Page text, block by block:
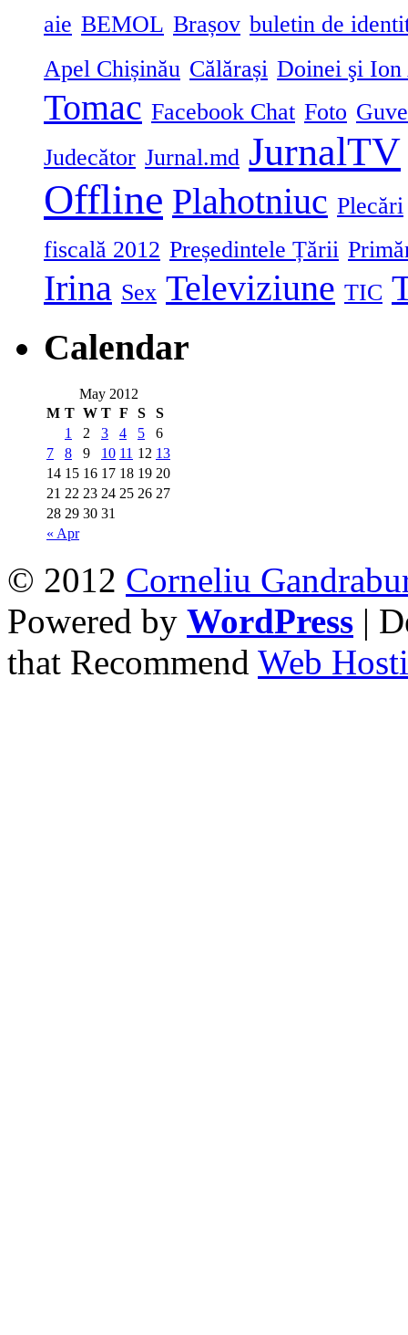
aie BEMOL Brașov buletin de
Apel Chișinău Călărași Doinei şi Ion
Tomac Facebook Chat Foto
Judecător Jurnal.md JurnalTV
Offline Plahotniuc Plecări
fiscală 2012 Președintele Țării
Irina Sex Televiziune TIC
Calendar
May 2012
M T W T F S S
« Apr
1 2 3 4 5
6
7
8 9 10 11 12 13
14 15 16 17 18 19 20
21 22 23 24 25 26 27
28 29 30 31
© 2012 Corneliu
Powered by WordPress |
that Recommend Web